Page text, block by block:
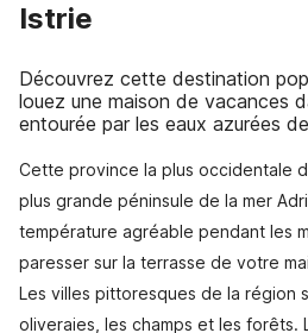
Istrie
Découvrez cette destination
louez une maison de vacances
entourée par les eaux azurées
Cette province la plus occidentale
plus grande péninsule de la mer
température agréable pendant les
paresser sur la terrasse de votre
Les villes pittoresques de la région
oliveraies, les champs et les forêts.